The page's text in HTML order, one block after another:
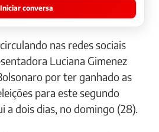
Iniciar conversa
Luciana Gimenez
por ter ganhado as
para este segundo
a dois dias, no domingo (28).